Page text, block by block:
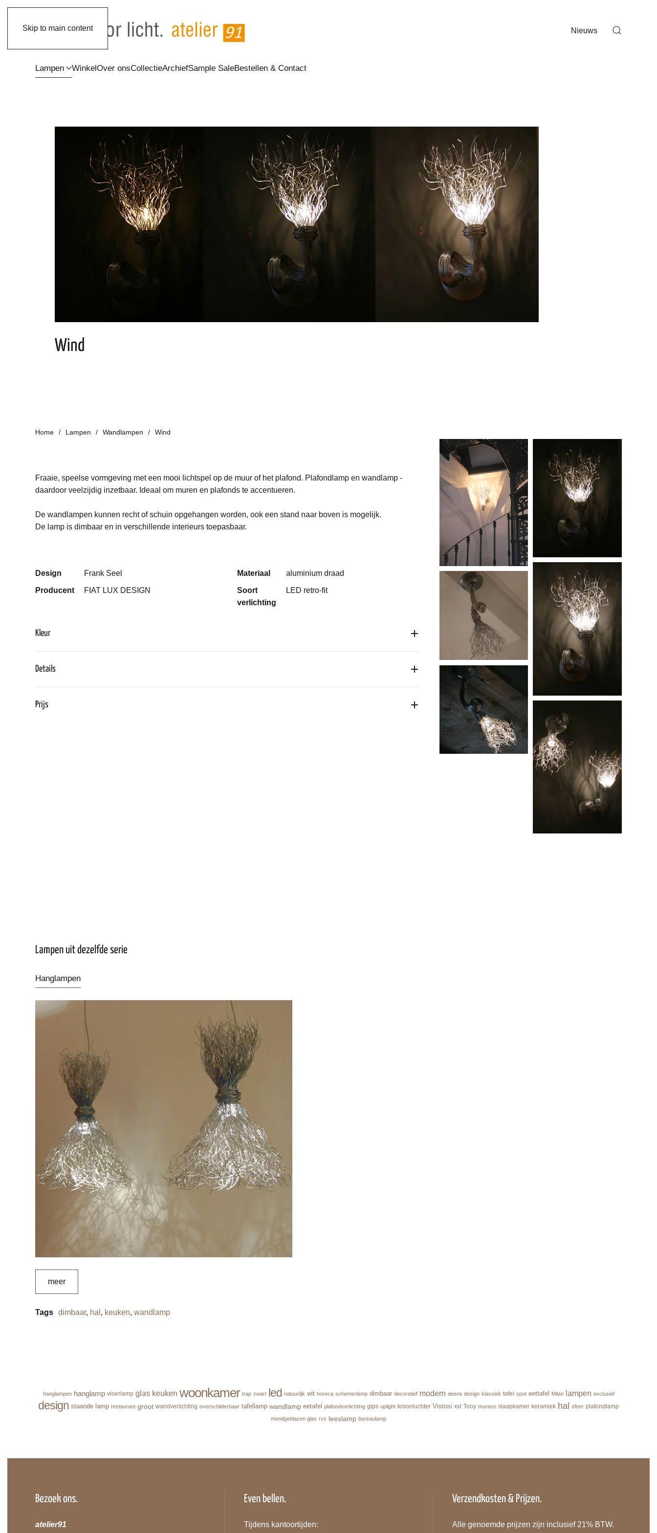
Skip to main content Nieuws
Lampen WinkelOver onsCollectieArchiefSample SaleBestellen & Contact
Wind
Home Lampen Wandlampen Wind
Fraaie, speelse vormgeving met een mooi lichtspel op de muur of het plafond. Plafondlamp en wandlamp -
daardoor veelzijdig inzetbaar. Ideaal om muren en plafonds te accentueren.
De wandlampen kunnen recht of schuin opgehangen worden, ook een stand naar boven is mogelijk.
De lamp is dimbaar en in verschillende interieurs toepasbaar.
Design Frank Seel
Producent FIAT LUX DESIGN
Materiaal aluminium draad
Soort
verlichting
LED retro-fit
Kleur
Details
Prijs
Lampen uit dezelfde serie
Hanglampen
meer
Tags dimbaar, hal , keuken, wandlamp
hanglampen hanglamp vloerlamp glas keuken woonkamer trap zwart led natuurlijk wit horeca schemerlamp dimbaar decoratief modern deens design klassiek tafel spot eettafel Milan lampen exclusief
design staande lamp restaurant groot wandverlichting overschilderbaar tafellamp wandlamp eetafel plafondverlichting gips uplight kroonluchter Vistosi xxl Tooy murano slaapkamer keramiek hal sfeer plafondlamp
mondgeblazen glas rvs leeslamp bureaulamp
Bezoek ons.
atelier91
Even bellen.
Tijdens kantoortijden:
Verzendkosten & Prijzen.
Alle genoemde prijzen zijn inclusief 21% BTW.